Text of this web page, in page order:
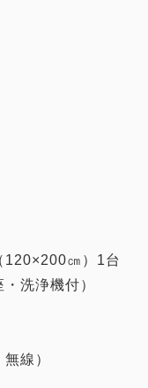
120×200㎝）1台
洗浄機付）
線）